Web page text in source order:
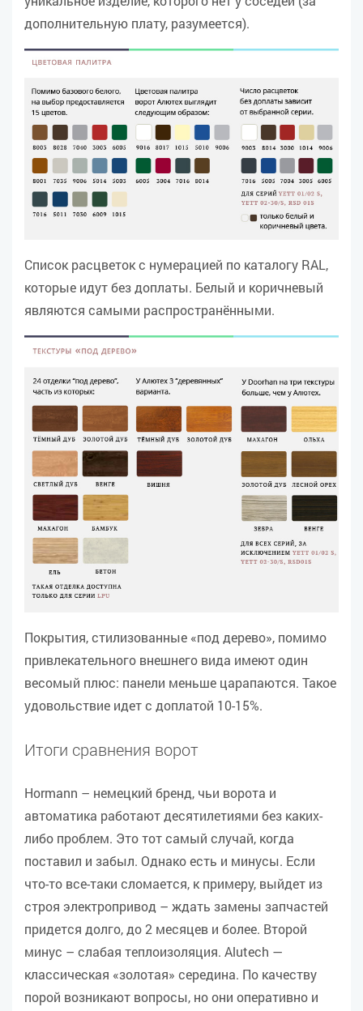
дополнительную плату, разумеется).
Список расцветок с нумерацией по каталогу RAL,
которые идут без доплаты. Белый и коричневый
являются самыми распространёнными.
Покрытия, стилизованные «под дерево», помимо
привлекательного внешнего вида имеют один
весомый плюс: панели меньше царапаются. Такое
удовольствие идет с доплатой 10-15%.
Итоги сравнения ворот
Hormann – немецкий бренд, чьи ворота и
автоматика работают десятилетиями без каких-
либо проблем. Это тот самый случай, когда
поставил и забыл. Однако есть и минусы. Если
что-то все-таки сломается, к примеру, выйдет из
строя электропривод – ждать замены запчастей
придется долго, до 2 месяцев и более. Второй
минус – слабая теплоизоляция. Alutech —
классическая «золотая» середина. По качеству
порой возникают вопросы, но они оперативно и